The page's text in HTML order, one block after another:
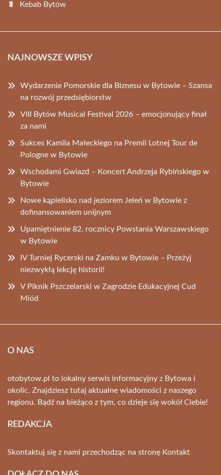
Kebab Bytów
NAJNOWSZE WPISY
Wydarzenie Pomorskie dla Biznesu w Bytowie – Szansa
na rozwój przedsiębiorstw
VIII Bytów Musical Festival 2026 – emocjonujący finał
za nami
Sukces Kamila Małeckiego na Premii Lotnej Tour de
Pologne w Bytowie
Wschodami Gwiazd – Koncert Andrzeja Rybińskiego w
Bytowie
Nowe kąpielisko nad jeziorem Jeleń w Bytowie z
dofinansowaniem unijnym
Upamiętnienie 82. rocznicy Powstania Warszawskiego
w Bytowie
IV Turniej Rycerski na Zamku w Bytowie – Przeżyj
niezwykłą lekcję historii!
V Piknik Pszczelarski w Zagrodzie Edukacyjnej Cud
Miód
O NAS
otobytow.pl to lokalny serwis informacyjny z Bytowa i
okolic. Znajdziesz tutaj aktualne wiadomości z naszego
regionu. Bądź na bieżąco z tym, co dzieje się wokół Ciebie!
REDAKCJA
Skontaktuj się z nami przechodząc na stronę Kontakt